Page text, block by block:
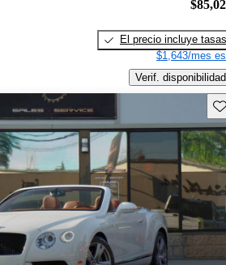
El precio incluye tasas
$1,643/mes
Verif. disponibilidad